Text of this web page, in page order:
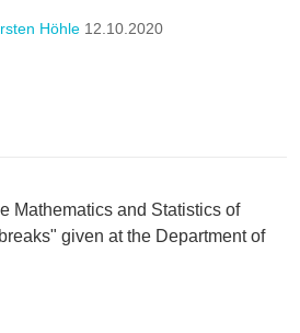
Höhle 12.10.2020
Mathematics and Statistics of
given at the Department of